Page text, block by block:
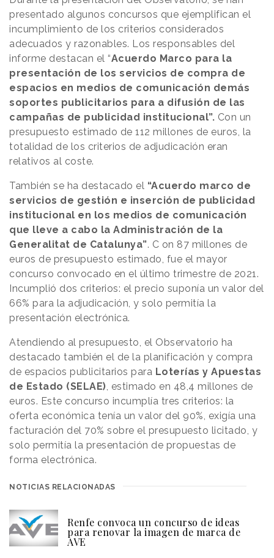
presentado algunos concursos que ejemplifican el
incumplimiento de los criterios considerados
adecuados y razonables. Los responsables del
informe destacan el “Acuerdo Marco para la
presentación de los servicios de compra de
espacios en medios de comunicación demás
soportes publicitarios para a difusión de las
campañas de publicidad institucional”. Con un
presupuesto estimado de 112 millones de euros, la
totalidad de los criterios de adjudicación eran
relativos al coste.
También se ha destacado el “Acuerdo marco de
servicios de gestión e inserción de publicidad
institucional en los medios de comunicación
que lleve a cabo la Administración de la
Generalitat de Catalunya”. C on 87 millones de
euros de presupuesto estimado, fue el mayor
concurso convocado en el último trimestre de 2021.
Incumplió dos criterios: el precio suponía un valor del
66% para la adjudicación, y solo permitía la
presentación electrónica.
Atendiendo al presupuesto, el Observatorio ha
destacado también el de la planificación y compra
de espacios publicitarios para Loterías y Apuestas
de Estado (SELAE) , estimado en 48,4 millones de
euros. Este concurso incumplía tres criterios: la
oferta económica tenía un valor del 90%, exigía una
facturación del 70% sobre el presupuesto licitado, y
solo permitía la presentación de propuestas de
forma electrónica.
NOTICIAS RELACIONADAS
Renfe convoca un concurso de ideas
para renovar la imagen de marca de
AVE